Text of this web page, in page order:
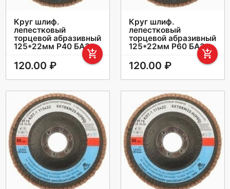
Круг шлиф.
лепестковый
торцевой абразивный
125*22мм Р40 БАЗ
add_shopping_cart
120.00 ₽
Круг шлиф.
лепестковый
торцевой абразивный
125*22мм Р60 БАЗ
add_shopping_cart
120.00 ₽